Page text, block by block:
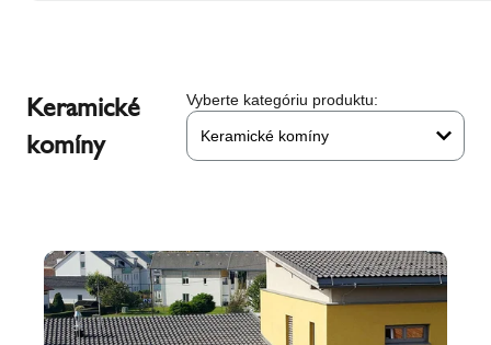
Keramické
komíny
Vyberte kategóriu produktu:
Keramické komíny